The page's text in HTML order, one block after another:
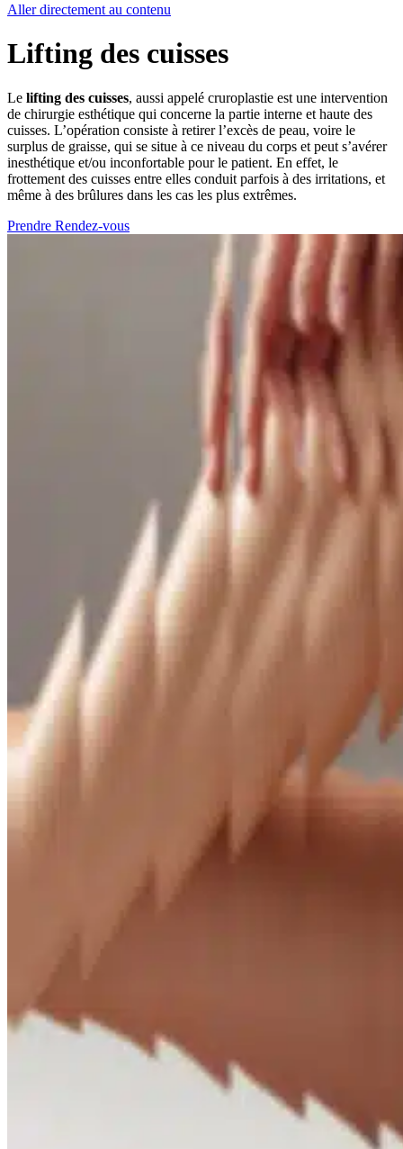
Aller directement au contenu
Lifting des cuisses
Le lifting des cuisses, aussi appelé cruroplastie est une intervention
de chirurgie esthétique qui concerne la partie interne et haute des
cuisses. L’opération consiste à retirer l’excès de peau, voire le
surplus de graisse, qui se situe à ce niveau du corps et peut s’avérer
inesthétique et/ou inconfortable pour le patient. En effet, le
frottement des cuisses entre elles conduit parfois à des irritations, et
même à des brûlures dans les cas les plus extrêmes.
Prendre Rendez-vous